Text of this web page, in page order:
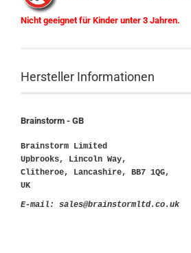
Nicht geeignet für Kinder unter 3 Jahren.
Hersteller Informationen
Brainstorm - GB
Brainstorm Limited
Upbrooks, Lincoln Way,
Clitheroe, Lancashire, BB7 1QG,
UK
E-mail: sales@brainstormltd.co.uk